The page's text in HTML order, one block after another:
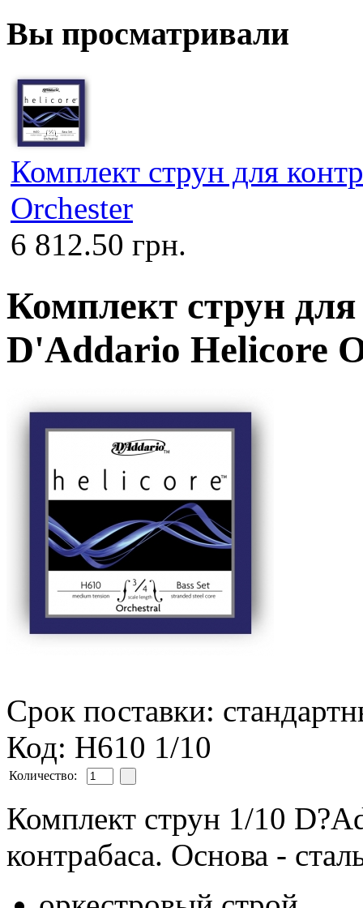
Вы просматривали
Комплект струн для
Orchester
6 812.50 грн.
Комплект струн
D'Addario Helicore
Срок поставки:
Код: H610 1/10
Количество:
Комплект струн 1/10
контрабаса. Основа -